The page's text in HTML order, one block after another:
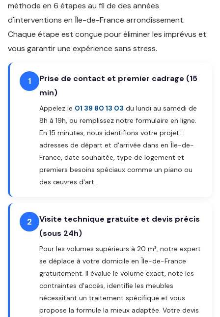
méthode en 6 étapes au fil de des années
d'interventions en Île-de-France arrondissement.
Chaque étape est conçue pour éliminer les imprévus et
vous garantir une expérience sans stress.
1
Prise de contact et premier cadrage (15
min)
Appelez le 01 39 80 13 03 du lundi au samedi de
8h à 19h, ou remplissez notre formulaire en ligne.
En 15 minutes, nous identifions votre projet :
adresses de départ et d'arrivée dans en Île-de-
France, date souhaitée, type de logement et
premiers besoins spéciaux comme un piano ou
des œuvres d'art.
2
Visite technique gratuite et devis précis
(sous 24h)
Pour les volumes supérieurs à 20 m³, notre expert
se déplace à votre domicile en Île-de-France
gratuitement. Il évalue le volume exact, note les
contraintes d'accès, identifie les meubles
nécessitant un traitement spécifique et vous
propose la formule la mieux adaptée. Votre devis